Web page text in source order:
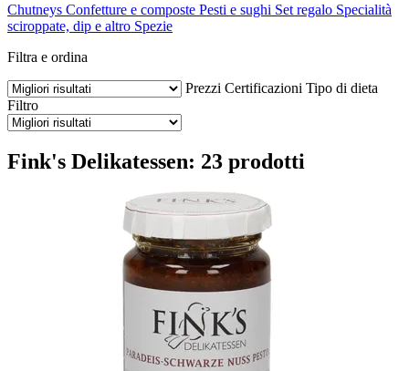
Chutneys Confetture e composte Pesti e sughi Set regalo Specialità
sciroppate, dip e altro Spezie
Filtra e ordina
Prezzi Certificazioni Tipo di dieta
Filtro
Fink's Delikatessen: 23 prodotti